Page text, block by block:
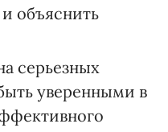
объяснить
серьезных
уверенными в